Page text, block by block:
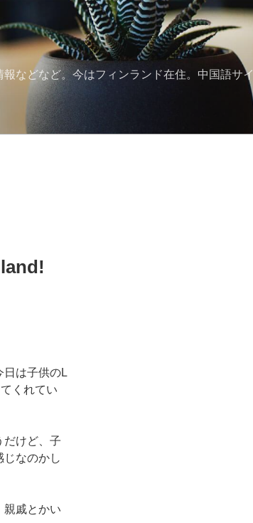
などなど。今はフィンランド在住。中国語サ
日は子供のL
くれてい
だけど、子
なのかし
親戚とかい